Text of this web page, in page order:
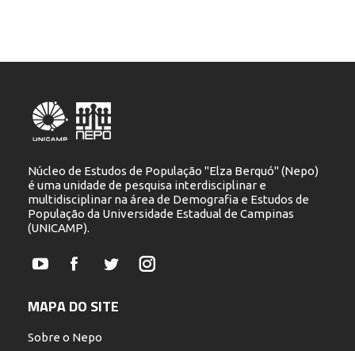
Núcleo de Estudos de População "Elza Berquó" (Nepo)
é uma unidade de pesquisa interdisciplinar e
multidisciplinar na área de Demografia e Estudos de
População da Universidade Estadual de Campinas
(UNICAMP).
YouTubeFacebookTwitterInstagram
MAPA DO SITE
Sobre o Nepo